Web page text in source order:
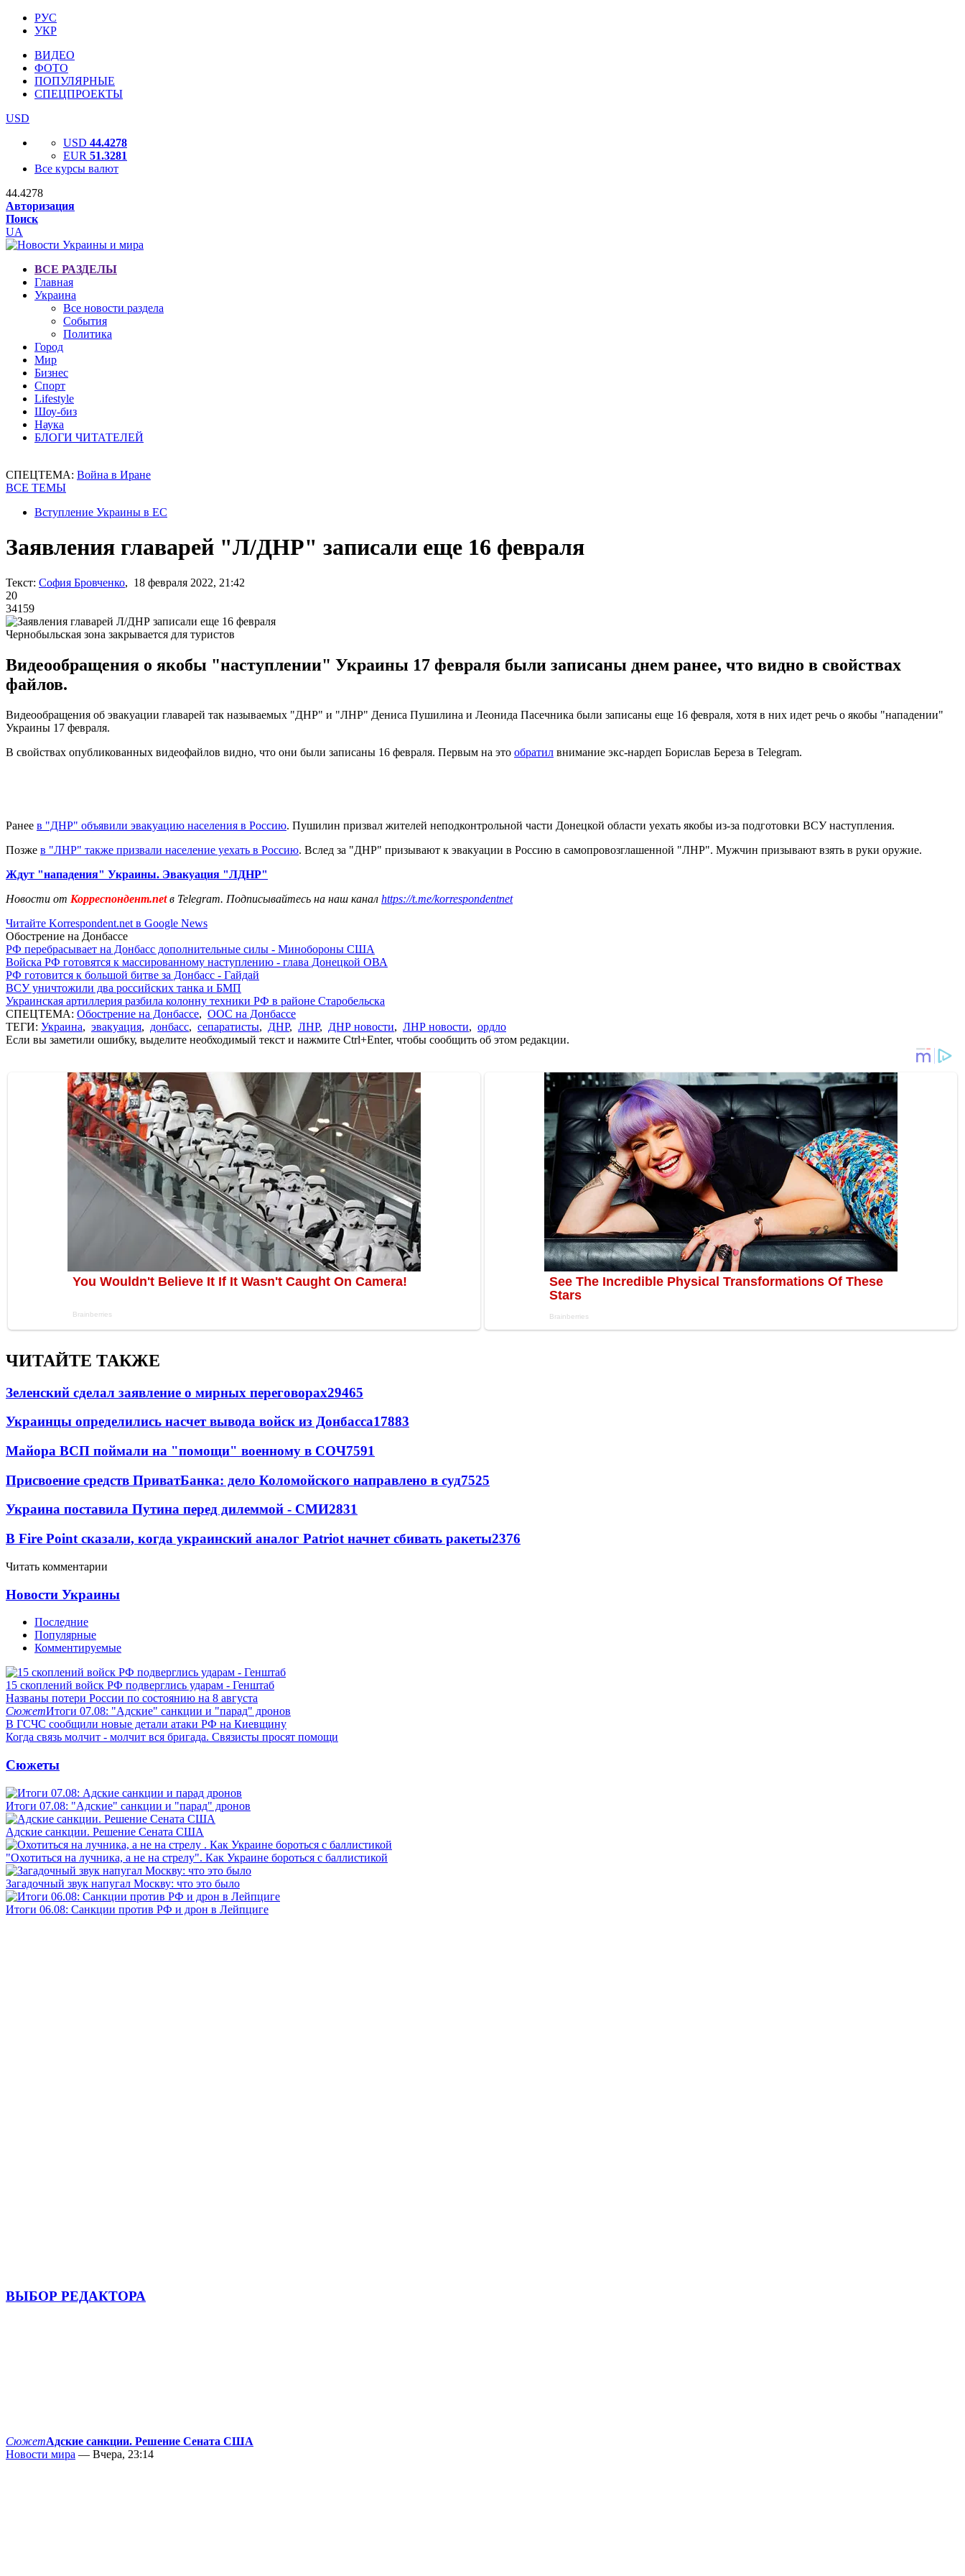
РУС
УКР
ВИДЕО
ФОТО
ПОПУЛЯРНЫЕ
СПЕЦПРОЕКТЫ
USD
USD 44.4278
EUR 51.3281
Все курсы валют
44.4278
Авторизация
Поиск
UA
ВСЕ РАЗДЕЛЫ
Главная
Украина
Все новости раздела
События
Политика
Город
Мир
Бизнес
Спорт
Lifestyle
Шоу-биз
Наука
БЛОГИ ЧИТАТЕЛЕЙ
СПЕЦТЕМА: Война в Иране
ВСЕ ТЕМЫ
Вступление Украины в ЕС
Заявления главарей "Л/ДНР" записали еще 16 февраля
Текст: София Бровченко, 18 февраля 2022, 21:42
20
34159
Чернобыльская зона закрывается для туристов
Видеообращения о якобы "наступлении" Украины 17 февраля были записаны днем ранее, что видно в свойствах
файлов.
Видеообращения об эвакуации главарей так называемых "ДНР" и "ЛНР" Дениса Пушилина и Леонида Пасечника были записаны еще 16 февраля, хотя в них идет речь о якобы "нападении"
Украины 17 февраля.
В свойствах опубликованных видеофайлов видно, что они были записаны 16 февраля. Первым на это обратил внимание экс-нардеп Борислав Береза в Telegram.
Ранее в "ДНР" объявили эвакуацию населения в Россию. Пушилин призвал жителей неподконтрольной части Донецкой области уехать якобы из-за подготовки ВСУ наступления.
Позже в "ЛНР" также призвали население уехать в Россию. Вслед за "ДНР" призывают к эвакуации в Россию в самопровозглашенной "ЛНР". Мужчин призывают взять в руки оружие.
Ждут "нападения" Украины. Эвакуация "ЛДНР"
Новости от Корреспондент.netв Telegram. Подписывайтесь на наш канал https://t.me/korrespondentnet
Читайте Korrespondent.net в Google News
Обострение на Донбассе
РФ перебрасывает на Донбасс дополнительные силы - Минобороны США
Войска РФ готовятся к массированному наступлению - глава Донецкой ОВА
РФ готовится к большой битве за Донбасс - Гайдай
ВСУ уничтожили два российских танка и БМП
Украинская артиллерия разбила колонну техники РФ в районе Старобельска
СПЕЦТЕМА: Обострение на Донбассе, ООС на Донбассе
ТЕГИ: Украина, эвакуация, донбасс, сепаратисты, ДНР, ЛНР, ДНР новости, ЛНР новости, ордло
Если вы заметили ошибку, выделите необходимый текст и нажмите Ctrl+Enter, чтобы сообщить об этом редакции.
ЧИТАЙТЕ ТАКЖЕ
Зеленский сделал заявление о мирных переговорах29465
Украинцы определились насчет вывода войск из Донбасса17883
Майора ВСП поймали на "помощи" военному в СОЧ7591
Присвоение средств ПриватБанка: дело Коломойского направлено в суд7525
Украина поставила Путина перед дилеммой - СМИ2831
В Fire Point сказали, когда украинский аналог Patriot начнет сбивать ракеты2376
Читать комментарии
Новости Украины
Последние
Популярные
Комментируемые
15 скоплений войск РФ подверглись ударам - Генштаб
Названы потери России по состоянию на 8 августа
СюжетИтоги 07.08: "Адские" санкции и "парад" дронов
В ГСЧС сообщили новые детали атаки РФ на Киевщину
Когда связь молчит - молчит вся бригада. Связисты просят помощи
Сюжеты
Итоги 07.08: "Адские" санкции и "парад" дронов
Адские санкции. Решение Сената США
"Охотиться на лучника, а не на стрелу". Как Украине бороться с баллистикой
Загадочный звук напугал Москву: что это было
Итоги 06.08: Санкции против РФ и дрон в Лейпциге
ВЫБОР РЕДАКТОРА
СюжетАдские санкции. Решение Сената США
Новости мира — Вчера, 23:14